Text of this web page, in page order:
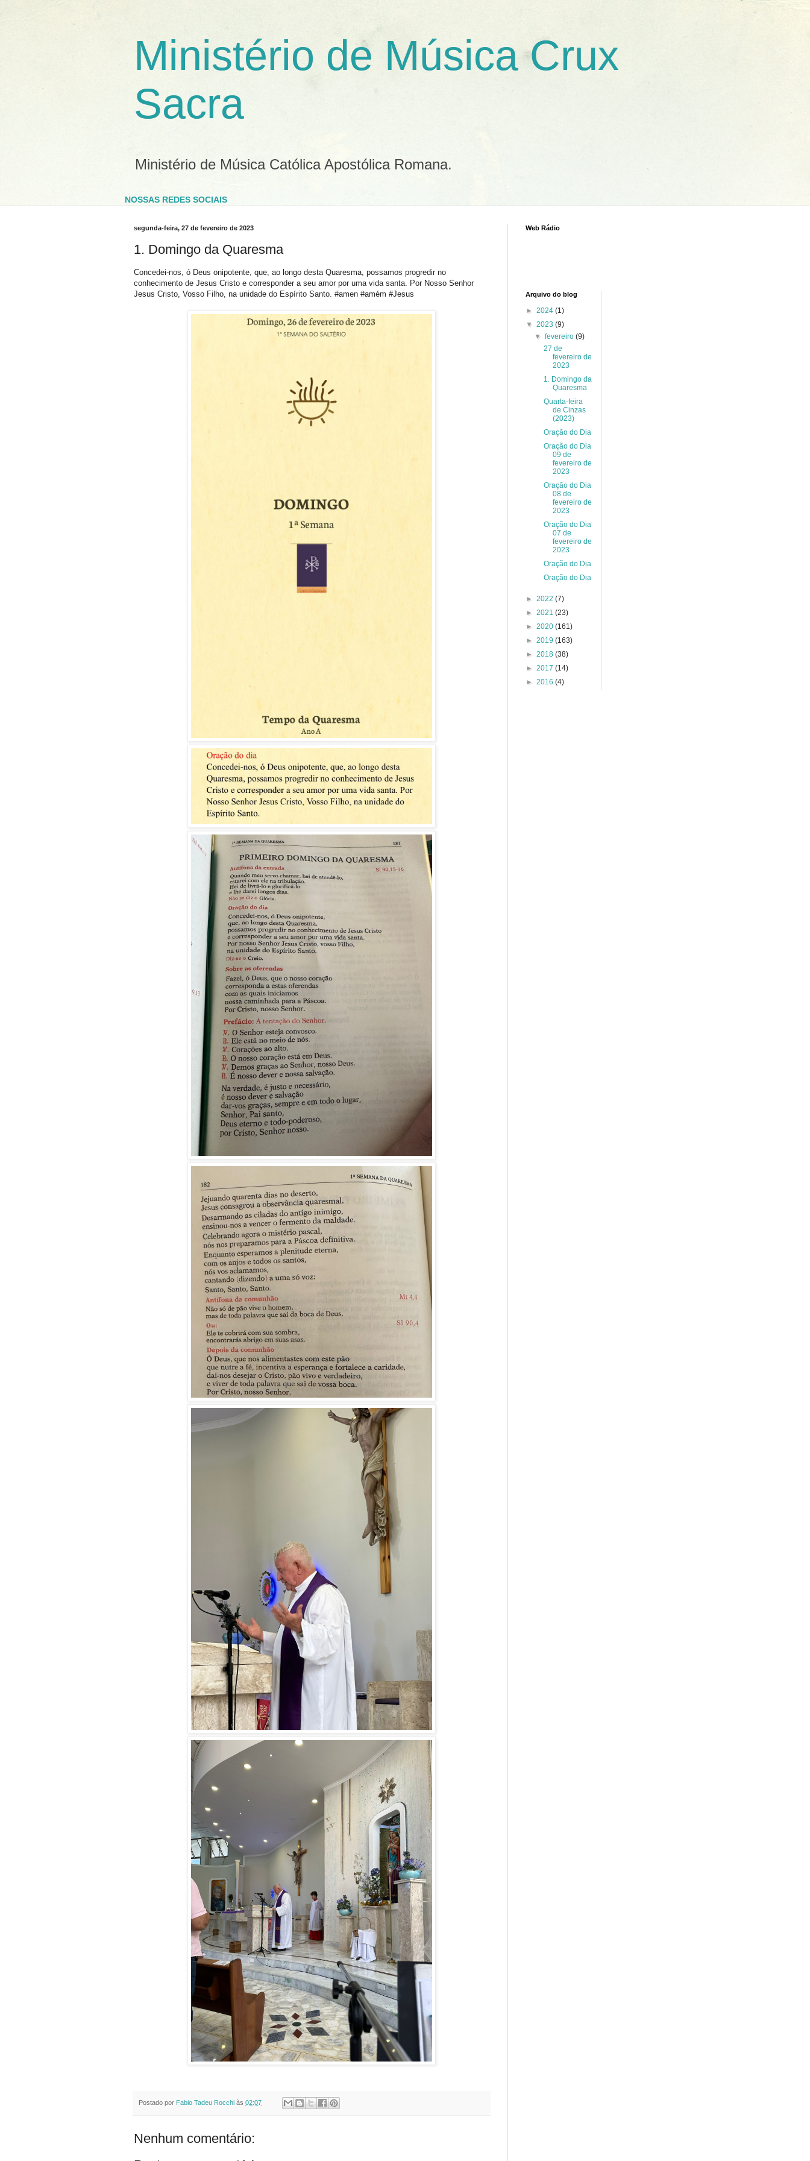
Ministério de Música Crux
Sacra
Ministério de Música Católica Apostólica Romana.
NOSSAS REDES SOCIAIS
segunda-feira, 27 de fevereiro de 2023
1. Domingo da Quaresma
Concedei-nos, ó Deus onipotente, que, ao longo desta Quaresma, possamos progredir no
conhecimento de Jesus Cristo e corresponder a seu amor por uma vida santa. Por Nosso Senhor
Jesus Cristo, Vosso Filho, na unidade do Espírito Santo. #amen #amém #Jesus
Postado por Fabio Tadeu Rocchi às 02:07
Nenhum comentário:
Web Rádio
Arquivo do blog
► 2024 (1)
▼ 2023 (9)
▼fevereiro(9)
27 de
fevereiro de
2023
1. Domingo da
Quaresma
Quarta-feira
de Cinzas
(2023)
Oração do Dia
Oração do Dia
09 de
fevereiro de
2023
Oração do Dia
08 de
fevereiro de
2023
Oração do Dia
07 de
fevereiro de
2023
Oração do Dia
Oração do Dia
► 2022 (7)
► 2021 (23)
► 2020 (161)
► 2019 (163)
► 2018 (38)
► 2017 (14)
► 2016 (4)